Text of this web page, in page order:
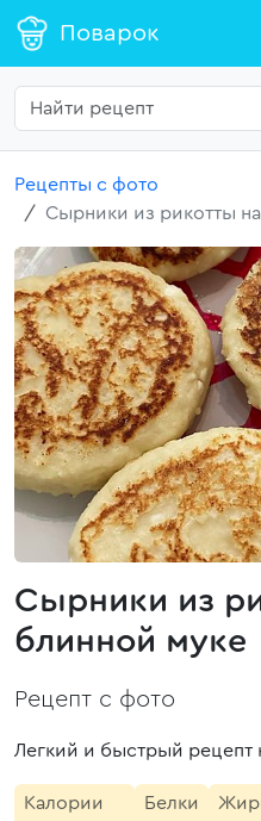
Поварок
Рецепты с фото
Сырники из рикотты
Сырники из
блинной муке
Рецепт с фото
Легкий и быстрый рецепт
Калории
Белки